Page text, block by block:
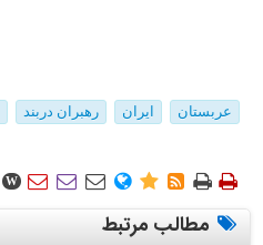
عربستان ایران رهبران دربند
W        
مطالب مرتبط